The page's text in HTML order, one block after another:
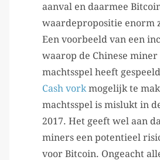
aanval en daarmee
waardepropositie enorm
Een voorbeeld van een
waarop de Chinese
machtsspel heeft
Cash vorkmogelijk te
machtsspel is mislukt in
2017. Het geeft wel aan
miners een potentieel
voor Bitcoin. Ongeacht